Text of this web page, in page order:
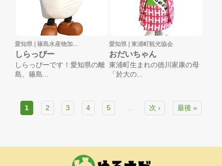
愛知県 | 篠島水産物加...
しらっぴー
しらっぴーです！愛知県の離
島、篠島...
愛知県 | 東浦町観光協会
おだいちゃん
東浦町生まれの徳川家康の母
「於大の...
1 2 3 4 5 ... 次 › 最後 »